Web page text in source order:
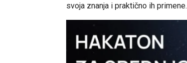
svoja znanja i praktično ih primene.